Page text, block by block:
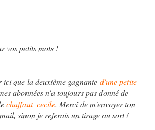
vos petits mots !
que la deuxième gagnante d'une petite
abonnées n'a toujours pas donné de
chaffaut_cecile. Merci de m'envoyer ton
sinon je referais un tirage au sort !